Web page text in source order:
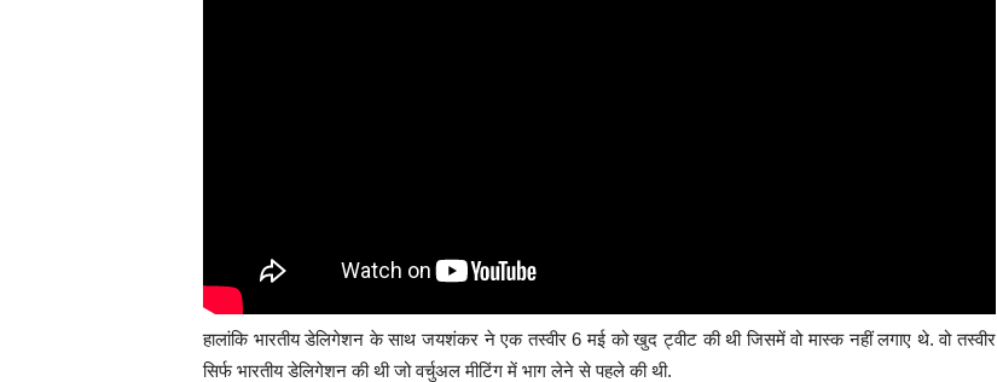
हालांकि भारतीय डेलिगेशन के साथ जयशंकर ने एक तस्वीर 6 मई को खुद ट्वीट की थी जिसमें वो मास्क नहीं लगाए थे. वो तस्वीर
सिर्फ भारतीय डेलिगेशन की थी जो वर्चुअल मीटिंग में भाग लेने से पहले की थी.